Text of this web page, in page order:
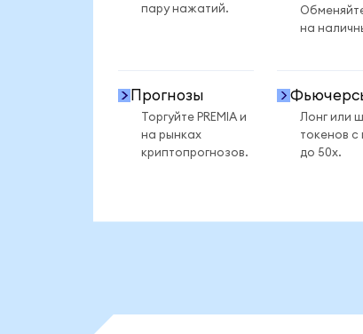
пару нажатий.
на
Прогнозы
Торгуйте PREMIA и
на рынках
криптопрогнозов.
Лонг или
токенов с
до 50x.